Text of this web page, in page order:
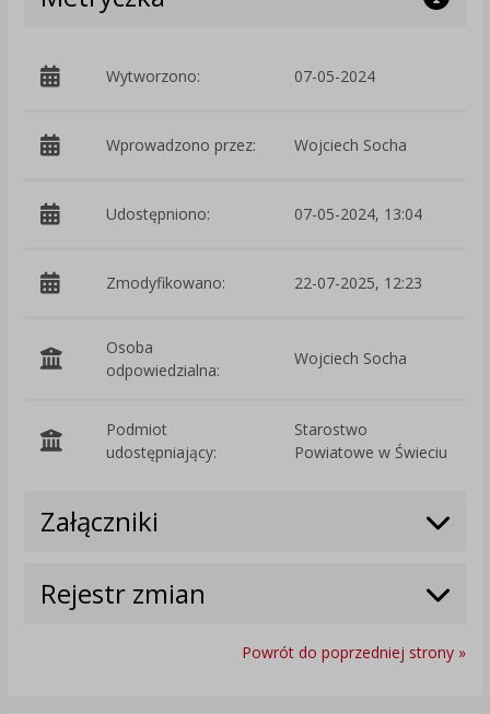
Wytworzono: 07-05-2024
Wprowadzono przez: Wojciech Socha
Udostępniono: 07-05-2024, 13:04
Zmodyfikowano: 22-07-2025, 12:23
Osoba
odpowiedzialna:
Wojciech Socha
Podmiot
udostępniający:
Starostwo
Powiatowe w Świeciu
Załączniki
Rejestr zmian
Powrót do poprzedniej strony »